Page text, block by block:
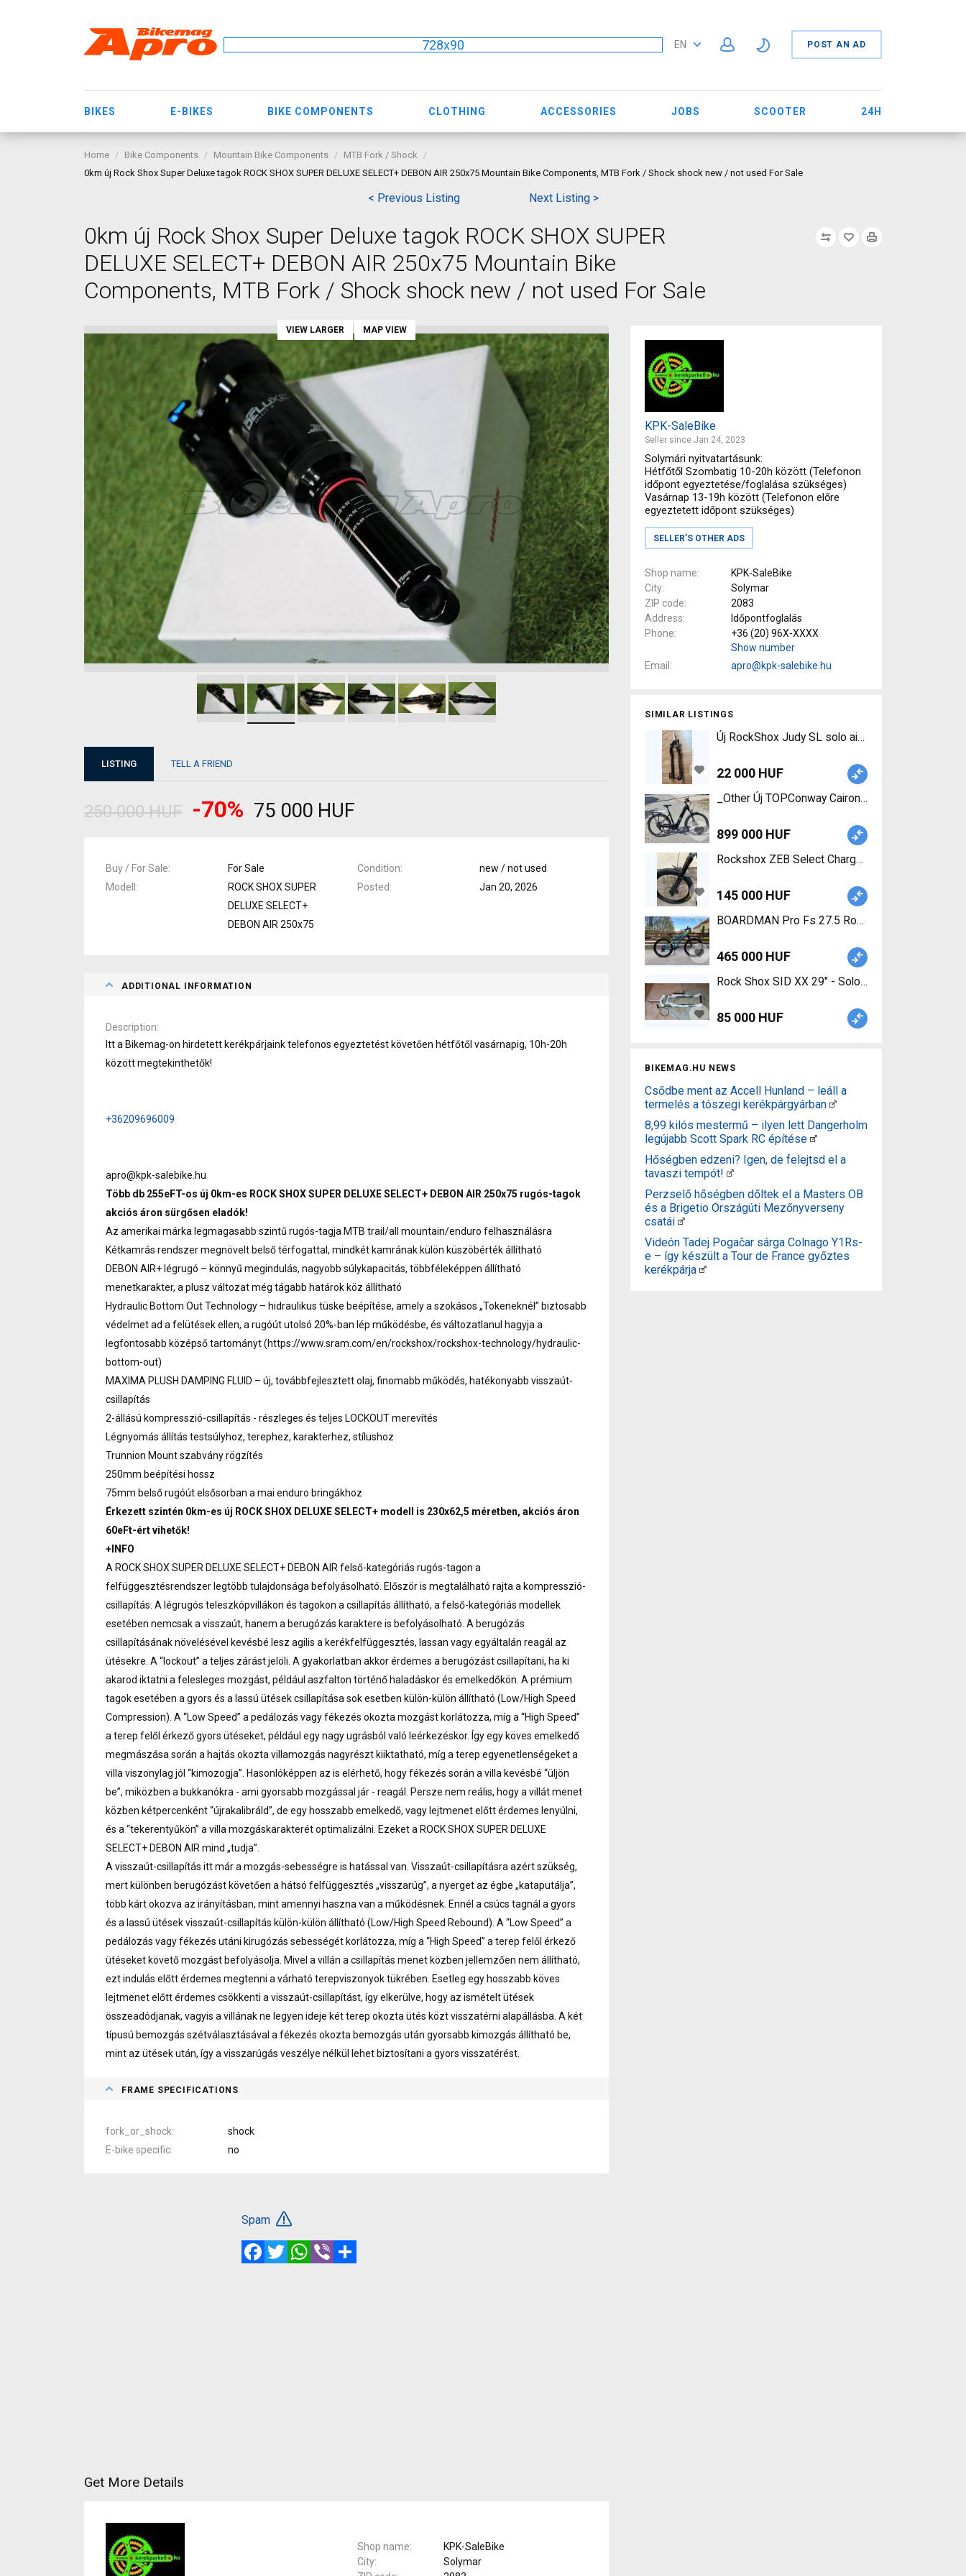
728x90 EN POST AN AD
BIKES E-BIKES BIKE COMPONENTS CLOTHING ACCESSORIES JOBS SCOOTER 24H
Home Bike Components Mountain Bike Components
MTB Fork / Shock
0km új Rock Shox Super Deluxe tagok ROCK SHOX SUPER DELUXE SELECT+ DEBON AIR 250x75 Mountain Bike Components, MTB Fork / Shock shock new / not used For Sale
< Previous Listing Next Listing >
0km új Rock Shox Super Deluxe tagok ROCK SHOX SUPER
DELUXE SELECT+ DEBON AIR 250x75 Mountain Bike
Components, MTB Fork / Shock shock new / not used For Sale
KPK-SaleBike
Seller since Jan 24, 2023
Solymári nyitvatartásunk:
Hétfőtől Szombatig 10-20h között (Telefonon
időpont egyeztetése/foglalása szükséges)
Vasárnap 13-19h között (Telefonon előre
egyeztetett időpont szükséges)
SELLER’S OTHER ADS
Shop name
KPK-SaleBike
City
Solymar
ZIP code
2083
Address
Időpontfoglalás
Phone
+36 (20) 96X-XXXX
Show number
Email
apro@kpk-salebike.hu
SIMILAR LISTINGS
Új RockShox Judy SL solo air teleszkóp ROCK
22 000 HUF
899 000 HUF
Rockshox ZEB Select Charger RC 170 27.5
145 000 HUF
BOARDMAN Pro Fs 27.5 Rockshox Pike
465 000 HUF
85 000 HUF
BIKEMAG.HU NEWS
Csődbe ment az Accell Hunland – leáll a
termelés a tószegi kerékpárgyárban
8,99 kilós mestermű – ilyen lett Dangerholm
legújabb Scott Spark RC építése
Hőségben edzeni? Igen, de felejtsd el a
tavaszi tempót!
Perzselő hőségben dőltek el a Masters OB
és a Brigetio Országúti Mezőnyverseny
csatái
Videón Tadej Pogačar sárga Colnago Y1Rs-
e – így készült a Tour de France győztes
kerékpárja
VIEW LARGER MAP VIEW
LISTING TELL A FRIEND
250 000 HUF -70% 75 000 HUF
Buy / For Sale For Sale Condition
new / not used
Modell
ROCK SHOX SUPER
DELUXE SELECT+
DEBON AIR 250x75
Posted Jan 20, 2026
ADDITIONAL INFORMATION
Description
Itt a Bikemag-on hirdetett kerékpárjaink telefonos egyeztetést követően hétfőtől vasárnapig, 10h-20h
között megtekinthetők!
+36209696009
apro@kpk-salebike.hu
Több db 255eFT-os új 0km-es ROCK SHOX SUPER DELUXE SELECT+ DEBON AIR 250x75 rugós-tagok
akciós áron sürgősen eladók!
Az amerikai márka legmagasabb szintű rugós-tagja MTB trail/all mountain/enduro felhasználásra
Kétkamrás rendszer megnövelt belső térfogattal, mindkét kamrának külön küszöbérték állítható
DEBON AIR+ légrugó – könnyű megindulás, nagyobb súlykapacitás, többféleképpen állítható
menetkarakter, a plusz változat még tágabb határok köz állítható
Hydraulic Bottom Out Technology – hidraulikus tüske beépítése, amely a szokásos „Tokeneknél” biztosabb
védelmet ad a felütések ellen, a rugóút utolsó 20%-ban lép működésbe, és változatlanul hagyja a
legfontosabb középső tartományt (https://www.sram.com/en/rockshox/rockshox-technology/hydraulic-
bottom-out)
MAXIMA PLUSH DAMPING FLUID – új, továbbfejlesztett olaj, finomabb működés, hatékonyabb visszaút-
csillapítás
2-állású kompresszió-csillapítás - részleges és teljes LOCKOUT merevítés
Légnyomás állítás testsúlyhoz, terephez, karakterhez, stílushoz
Trunnion Mount szabvány rögzítés
250mm beépítési hossz
75mm belső rugóút elsősorban a mai enduro bringákhoz
Érkezett szintén 0km-es új ROCK SHOX DELUXE SELECT+ modell is 230x62,5 méretben, akciós áron
60eFt-ért vihetők!
+INFO
A ROCK SHOX SUPER DELUXE SELECT+ DEBON AIR felső-kategóriás rugós-tagon a
felfüggesztésrendszer legtöbb tulajdonsága befolyásolható. Először is megtalálható rajta a kompresszió-
csillapítás. A légrugós teleszkópvillákon és tagokon a csillapítás állítható, a felső-kategóriás modellek
esetében nemcsak a visszaút, hanem a berugózás karaktere is befolyásolható. A berugózás
csillapításának növelésével kevésbé lesz agilis a kerékfelfüggesztés, lassan vagy egyáltalán reagál az
ütésekre. A “lockout” a teljes zárást jelöli. A gyakorlatban akkor érdemes a berugózást csillapítani, ha ki
akarod iktatni a felesleges mozgást, például aszfalton történő haladáskor és emelkedőkön. A prémium
tagok esetében a gyors és a lassú ütések csillapítása sok esetben külön-külön állítható (Low/High Speed
Compression). A “Low Speed” a pedálozás vagy fékezés okozta mozgást korlátozza, míg a “High Speed”
a terep felől érkező gyors ütéseket, például egy nagy ugrásból való leérkezéskor. Így egy köves emelkedő
megmászása során a hajtás okozta villamozgás nagyrészt kiiktatható, míg a terep egyenetlenségeket a
villa viszonylag jól “kimozogja”. Hasonlóképpen az is elérhető, hogy fékezés során a villa kevésbé “üljön
be”, miközben a bukkanókra - ami gyorsabb mozgással jár - reagál. Persze nem reális, hogy a villát menet
közben kétpercenként “újrakalibráld”, de egy hosszabb emelkedő, vagy lejtmenet előtt érdemes lenyúlni,
és a “tekerentyűkön” a villa mozgáskarakterét optimalizálni. Ezeket a ROCK SHOX SUPER DELUXE
SELECT+ DEBON AIR mind „tudja”.
A visszaút-csillapítás itt már a mozgás-sebességre is hatással van. Visszaút-csillapításra azért szükség,
mert különben berugózást követően a hátsó felfüggesztés „visszarúg”, a nyerget az égbe „kataputálja”,
több kárt okozva az irányításban, mint amennyi haszna van a működésnek. Ennél a csúcs tagnál a gyors
és a lassú ütések visszaút-csillapítás külön-külön állítható (Low/High Speed Rebound). A “Low Speed” a
pedálozás vagy fékezés utáni kirugózás sebességét korlátozza, míg a “High Speed” a terep felől érkező
ütéseket követő mozgást befolyásolja. Mivel a villán a csillapítás menet közben jellemzően nem állítható,
ezt indulás előtt érdemes megtenni a várható terepviszonyok tükrében. Esetleg egy hosszabb köves
lejtmenet előtt érdemes csökkenti a visszaút-csillapítást, így elkerülve, hogy az ismételt ütések
összeadódjanak, vagyis a villának ne legyen ideje két terep okozta ütés közt visszatérni alapállásba. A két
típusú bemozgás szétválasztásával a fékezés okozta bemozgás után gyorsabb kimozgás állítható be,
mint az ütések után, így a visszarúgás veszélye nélkül lehet biztosítani a gyors visszatérést.
FRAME SPECIFICATIONS
fork_or_shock
shock
E-bike specific
no
Spam
FacebookTwitterWhatsApp
Viber
Get More Details
Shop name
KPK-SaleBike
City
Solymar